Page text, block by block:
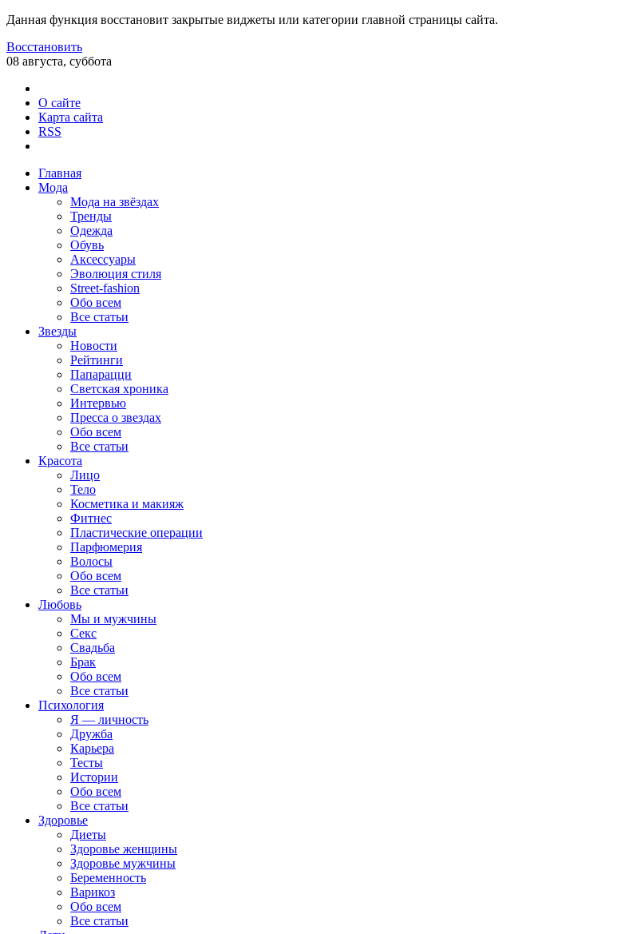
Данная функция восстановит закрытые виджеты или категории главной страницы сайта.
Восстановить
08 августа, суббота
О сайте
Карта сайта
RSS
Главная
Мода
Мода на звёздах
Тренды
Одежда
Обувь
Аксессуары
Эволюция стиля
Street-fashion
Обо всем
Все статьи
Звезды
Новости
Рейтинги
Папарацци
Светская хроника
Интервью
Пресса о звездах
Обо всем
Все статьи
Красота
Лицо
Тело
Косметика и макияж
Фитнес
Пластические операции
Парфюмерия
Волосы
Обо всем
Все статьи
Любовь
Мы и мужчины
Секс
Свадьба
Брак
Обо всем
Все статьи
Психология
Я — личность
Дружба
Карьера
Тесты
Истории
Обо всем
Все статьи
Здоровье
Диеты
Здоровье женщины
Здоровье мужчины
Беременность
Варикоз
Обо всем
Все статьи